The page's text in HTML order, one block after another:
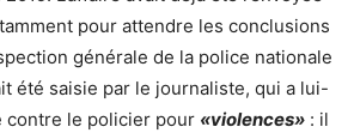
pour attendre les conclusions
générale de la police nationale
été saisie par le journaliste, qui a lui-
contre le policier pour «violences» : il